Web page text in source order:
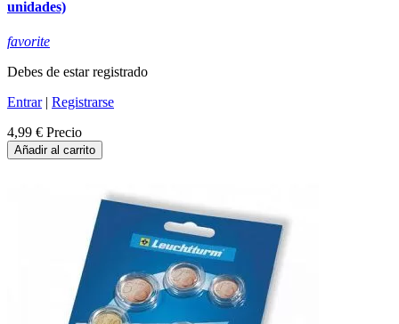
unidades)
favorite
Debes de estar registrado
Entrar| Registrarse
4,99 € Precio
Añadir al carrito